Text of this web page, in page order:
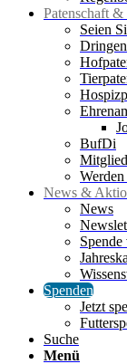
Patenschaft
Seien
BufDi
News &
News
Spende
Spenden
Jetzt
Suche
Menü